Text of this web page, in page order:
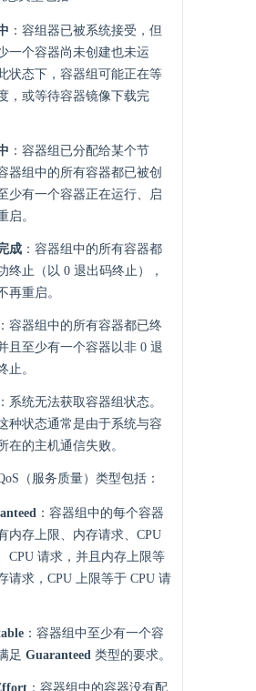
：容组器已被系统接受，但
一个容器尚未创建也未运
状态下，容器组可能正在等
，或等待容器镜像下载完
：容器组已分配给某个节
器组中的所有容器都已被创
少有一个容器正在运行、启
启。
成 ：容器组中的所有容器都
终止（以 0 退出码终止），
再重启。
：容器组中的所有容器都已终
且至少有一个容器以非 0 退
止。
：系统无法获取容器组状态。
种状态通常是由于系统与容
在的主机通信失败。
（服务质量）类型包括：
：容器组中的每个容器
内存上限、内存请求、CPU
CPU 请求，并且内存上限等
请求，CPU 上限等于 CPU 请
：容器组中至少有一个容
足 Guaranteed 类型的要求。
：容器组中的容器没有配